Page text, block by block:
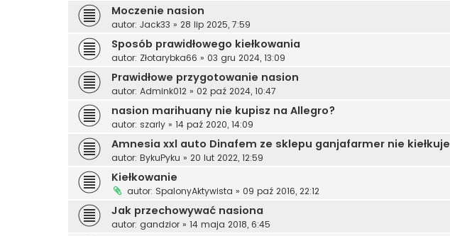
Moczenie nasion
autor: Jack33 » 28 lip 2025, 7:59
Sposób prawidłowego kiełkowania
autor: Złotarybka66 » 03 gru 2024, 13:09
Prawidłowe przygotowanie nasion
autor: Admink012 » 02 paź 2024, 10:47
nasion marihuany nie kupisz na Allegro?
autor: szarly » 14 paź 2020, 14:09
Amnesia xxl auto Dinafem ze sklepu ganjafarmer nie kiełkuje
autor: BykuPyku » 20 lut 2022, 12:59
Kiełkowanie
autor: SpalonyAktywista » 09 paź 2016, 22:12
Jak przechowywać nasiona
autor: gandzior » 14 maja 2018, 6:45